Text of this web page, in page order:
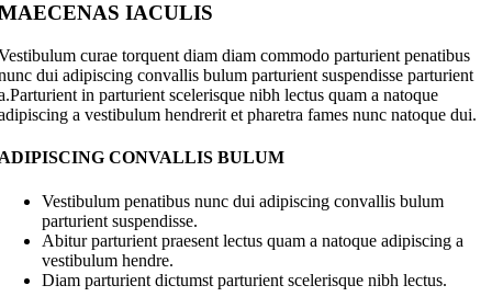
IACULIS
curae torquent diam diam commodo parturient penatibus
dui adipiscing convallis bulum parturient suspendisse parturient
in parturient scelerisque nibh lectus quam a natoque
a vestibulum hendrerit et pharetra fames nunc natoque dui.
CONVALLIS BULUM
Vestibulum penatibus nunc dui adipiscing convallis bulum
parturient suspendisse.
Abitur parturient praesent lectus quam a natoque adipiscing a
vestibulum hendre.
Diam parturient dictumst parturient scelerisque nibh lectus.